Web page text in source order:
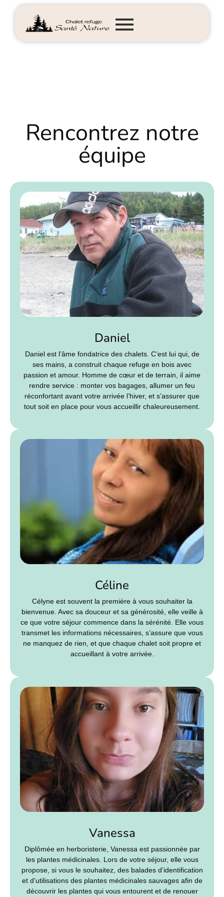
Rencontrez notre
équipe
Daniel
Daniel est l’âme fondatrice des chalets. C’est lui qui, de
ses mains, a construit chaque refuge en bois avec
passion et amour. Homme de cœur et de terrain, il aime
rendre service : monter vos bagages, allumer un feu
réconfortant avant votre arrivée l’hiver, et s’assurer que
tout soit en place pour vous accueillir chaleureusement.
Céline
Célyne est souvent la première à vous souhaiter la
bienvenue. Avec sa douceur et sa générosité, elle veille à
ce que votre séjour commence dans la sérénité. Elle vous
transmet les informations nécessaires, s’assure que vous
ne manquez de rien, et que chaque chalet soit propre et
accueillant à votre arrivée.
Vanessa
Diplômée en herboristerie, Vanessa est passionnée par
les plantes médicinales. Lors de votre séjour, elle vous
propose, si vous le souhaitez, des balades d’identification
et d’utilisations des plantes médicinales sauvages afin de
découvrir les plantes qui vous entourent et de renouer